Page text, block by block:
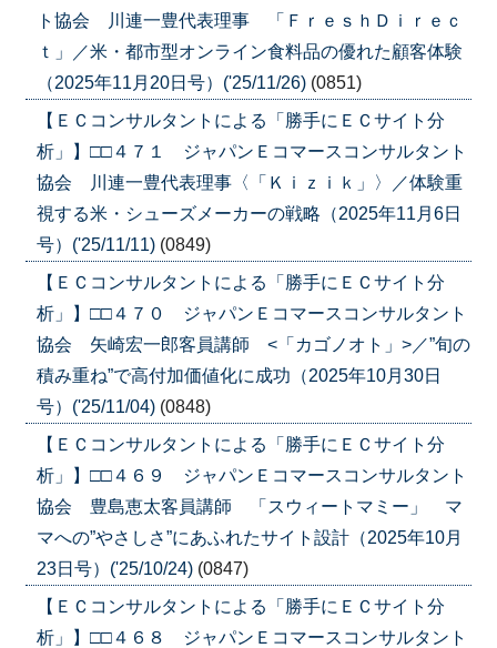
ト協会 川連一豊代表理事 「ＦｒｅｓｈＤｉｒｅｃ
ｔ」／米・都市型オンライン食料品の優れた顧客体験
（2025年11月20日号）('25/11/26) (0851)
【ＥＣコンサルタントによる「勝手にＥＣサイト分
析」】□□４７１ ジャパンＥコマースコンサルタント
協会 川連一豊代表理事〈「Ｋｉｚｉｋ」〉／体験重
視する米・シューズメーカーの戦略（2025年11月6日
号）('25/11/11) (0849)
【ＥＣコンサルタントによる「勝手にＥＣサイト分
析」】□□４７０ ジャパンＥコマースコンサルタント
協会 矢崎宏一郎客員講師 <「カゴノオト」>／”旬の
積み重ね”で高付加価値化に成功（2025年10月30日
号）('25/11/04) (0848)
【ＥＣコンサルタントによる「勝手にＥＣサイト分
析」】□□４６９ ジャパンＥコマースコンサルタント
協会 豊島恵太客員講師 「スウィートマミー」 マ
マへの”やさしさ”にあふれたサイト設計（2025年10月
23日号）('25/10/24) (0847)
【ＥＣコンサルタントによる「勝手にＥＣサイト分
析」】□□４６８ ジャパンＥコマースコンサルタント